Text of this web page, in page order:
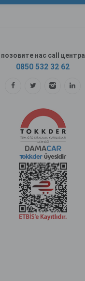
позовите нас call центра
0850 532 32 62